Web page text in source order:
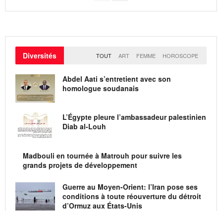
Diversités TOUT ART FEMME HOROSCOPE
Abdel Aati s’entretient avec son
homologue soudanais
L’Égypte pleure l’ambassadeur palestinien
Diab al-Louh
Madbouli en tournée à Matrouh pour suivre les
grands projets de développement
Guerre au Moyen-Orient: l’Iran pose ses
conditions à toute réouverture du détroit
d’Ormuz aux États-Unis